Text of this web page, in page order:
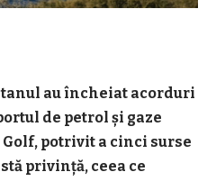
au încheiat acorduri
de petrol și gaze
potrivit a cinci surse
privință, ceea ce